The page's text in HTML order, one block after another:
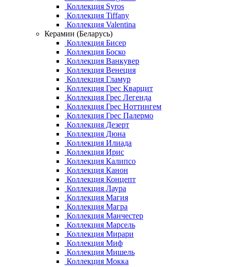
Коллекция Syros
Коллекция Tiffany
Коллекция Valentina
Керамин (Беларусь)
Коллекция Бисер
Коллекция Боско
Коллекция Ванкувер
Коллекция Венеция
Коллекция Гламур
Коллекция Грес Кварцит
Коллекция Грес Легенда
Коллекция Грес Ноттингем
Коллекция Грес Палермо
Коллекция Дезерт
Коллекция Дюна
Коллекция Илиада
Коллекция Ирис
Коллекция Калипсо
Коллекция Канон
Коллекция Концепт
Коллекция Лаура
Коллекция Магия
Коллекция Магра
Коллекция Манчестер
Коллекция Марсель
Коллекция Мирари
Коллекция Миф
Коллекция Мишель
Коллекция Мокка